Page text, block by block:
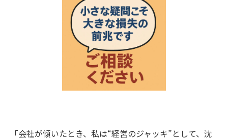
「会社が傾いたとき、私は“経営のジャッキ”として、沈